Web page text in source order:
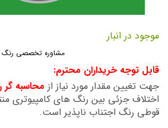
ابتدای
گالری
موجود در انبار
مشاوره تخصصی رنگ
قابل توجه خریداران محترم:
جهت تغیین مقدار مورد نیاز از محاسبه
اختلاف جزئی بین رنگ های کامپیوتری
قوطی رنگ اجتناب ناپذیر است.